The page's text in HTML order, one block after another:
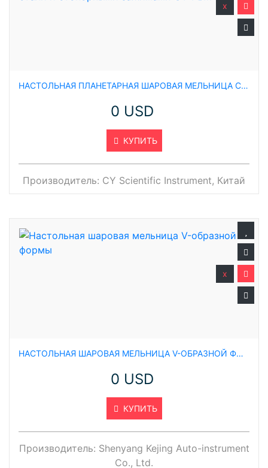
НАСТОЛЬНАЯ ПЛАНЕТАРНАЯ ШАРОВАЯ МЕЛЬНИЦА С ЧЕТЫРЬМЯ БАНКАМИ STELL ИЗ НЕРЖАВЕЮЩЕЙ СТАЛИ И СТОПОРНЫМИ ЗАЖИМАМИ CY-PBM-V-0.4L
0 USD
КУПИТЬ
x
Производитель: CY Scientific Instrument, Китай
НАСТОЛЬНАЯ ШАРОВАЯ МЕЛЬНИЦА V-ОБРАЗНОЙ ФОРМЫ
0 USD
КУПИТЬ
x
Производитель: Shenyang Kejing Auto-instrument
Co., Ltd.